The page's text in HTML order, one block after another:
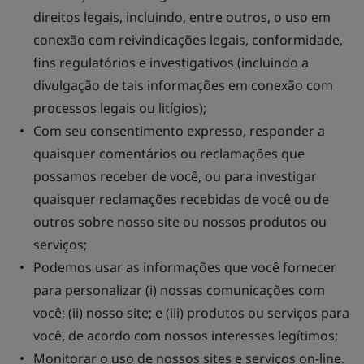
direitos legais, incluindo, entre outros, o uso em
conexão com reivindicações legais, conformidade,
fins regulatórios e investigativos (incluindo a
divulgação de tais informações em conexão com
processos legais ou litígios);
Com seu consentimento expresso, responder a
quaisquer comentários ou reclamações que
possamos receber de você, ou para investigar
quaisquer reclamações recebidas de você ou de
outros sobre nosso site ou nossos produtos ou
serviços;
Podemos usar as informações que você fornecer
para personalizar (i) nossas comunicações com
você; (ii) nosso site; e (iii) produtos ou serviços para
você, de acordo com nossos interesses legítimos;
Monitorar o uso de nossos sites e serviços on-line.